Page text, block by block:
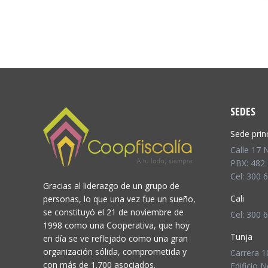
Gracias al liderazgo de un grupo de
personas, lo que una vez fue un sueño,
se constituyó el 21 de noviembre de
1998 como una Cooperativa, que hoy
en día se ve reflejado como una gran
organización sólida, comprometida y
con más de 1.700 asociados.
SEDES
Sede
Calle 17
PBX: 482
Cel: 300
Cali
Cel: 300
Tunja
Carrera